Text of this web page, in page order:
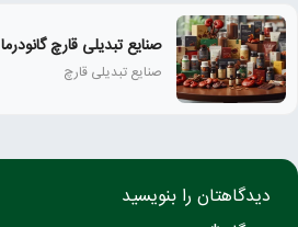
صنایع تبدیلی قارچ گانودرما
صنایع تبدیلی قارچ
دیدگاهتان را بنویسید